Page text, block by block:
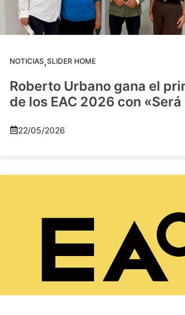
NOTICIAS,SLIDER HOME
Roberto Urbano gana el
de los EAC 2026 con «Será
22/05/2026